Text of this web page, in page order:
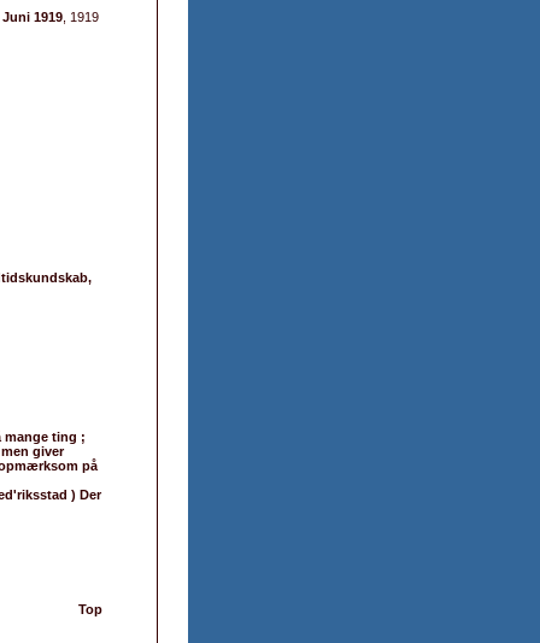
1919 , 1919
mange ting ;
giver
på
) Der
Top